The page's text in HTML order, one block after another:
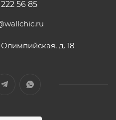
56 85
Олимпийская, д. 18